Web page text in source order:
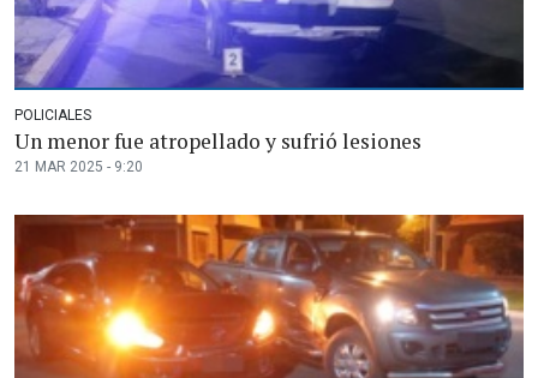
POLICIALES
Un menor fue atropellado y sufrió lesiones
21 MAR 2025 - 9:20